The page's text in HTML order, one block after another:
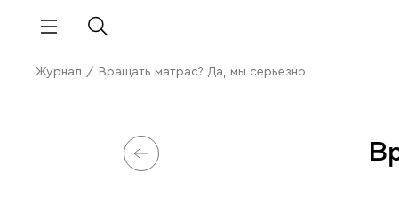
Журнал / Вращать матрас? Да, мы серьезно